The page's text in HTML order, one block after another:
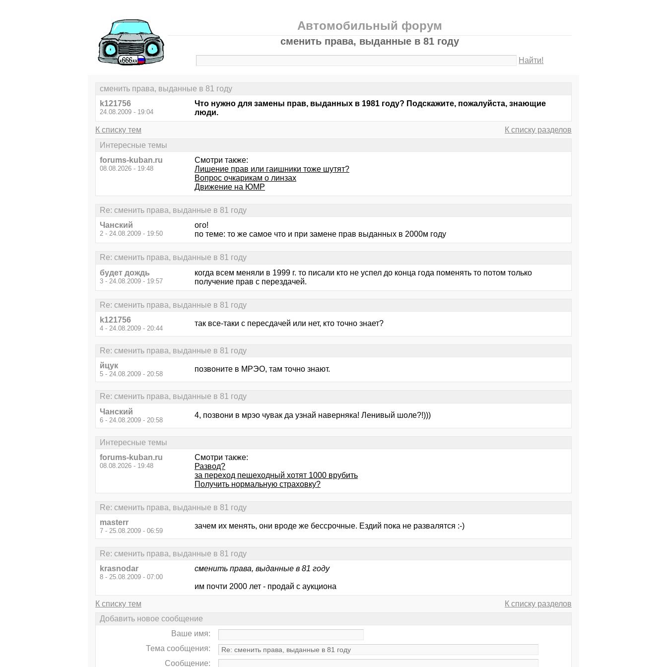
Автомобильный форум
сменить права, выданные в 81 году
Найти!
сменить права, выданные в 81 году
k121756
24.08.2009 - 19:04
Что нужно для замены прав, выданных в 1981 году? Подскажите, пожалуйста, знающие
люди.
К списку тем
К списку разделов
Интересные темы
forums-kuban.ru
08.08.2026 - 19:48
Смотри также:
Лишение прав или гаишники тоже шутят?
Вопрос очкарикам о линзах
Движение на ЮМР
Re: сменить права, выданные в 81 году
Чанский
2 - 24.08.2009 - 19:50
ого!
по теме: то же самое что и при замене прав выданных в 2000м году
Re: сменить права, выданные в 81 году
будет дождь
3 - 24.08.2009 - 19:57
когда всем меняли в 1999 г. то писали кто не успел до конца года поменять то потом только
получение прав с перездачей.
Re: сменить права, выданные в 81 году
k121756
4 - 24.08.2009 - 20:44
так все-таки с пересдачей или нет, кто точно знает?
Re: сменить права, выданные в 81 году
йцук
5 - 24.08.2009 - 20:58
позвоните в МРЭО, там точно знают.
Re: сменить права, выданные в 81 году
Чанский
6 - 24.08.2009 - 20:58
4, позвони в мрэо чувак да узнай наверняка! Ленивый шоле?!)))
Интересные темы
forums-kuban.ru
08.08.2026 - 19:48
Смотри также:
Развод?
за переход пешеходный хотят 1000 врубить
Получить нормальную страховку?
Re: сменить права, выданные в 81 году
masterr
7 - 25.08.2009 - 06:59
зачем их менять, они вроде же бессрочные. Ездий пока не развалятся :-)
Re: сменить права, выданные в 81 году
krasnodar
8 - 25.08.2009 - 07:00
сменить права, выданные в 81 году
им почти 2000 лет - продай с аукциона
К списку тем
К списку разделов
Добавить новое сообщение
Ваше имя:
Тема сообщения:
Сообщение: